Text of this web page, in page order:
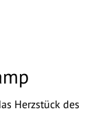
Herzstück des